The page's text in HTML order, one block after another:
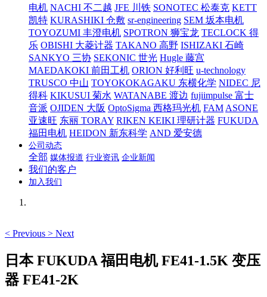
电机 NACHI 不二越 JFE 川铁 SONOTEC 松泰克 KETT
凯特 KURASHIKI 仓敷 sr-engineering SEM 坂本电机
TOYOZUMI 丰澄电机 SPOTRON 狮宝龙 TECLOCK 得
乐 OBISHI 大菱计器 TAKANO 高野 ISHIZAKI 石崎
SANKYO 三协 SEKONIC 世光 Hugle 藤宫
MAEDAKOKI 前田工机 ORION 好利旺 u-technology
TRUSCO 中山 TOYOKOKAGAKU 东横化学 NIDEC 尼
得科 KIKUSUI 菊水 WATANABE 渡边 fujiimpulse 富士
音派 OJIDEN 大阪 OptoSigma 西格玛光机 FAM ASONE
亚速旺 东丽 TORAY RIKEN KEIKI 理研计器 FUKUDA
福田电机 HEIDON 新东科学 AND 爱安德
公司动态
全部 媒体报道 行业资讯 企业新闻
我们的客户
加入我们
< Previous > Next
日本 FUKUDA 福田电机 FE41-1.5K 变压
器 FE41-2K